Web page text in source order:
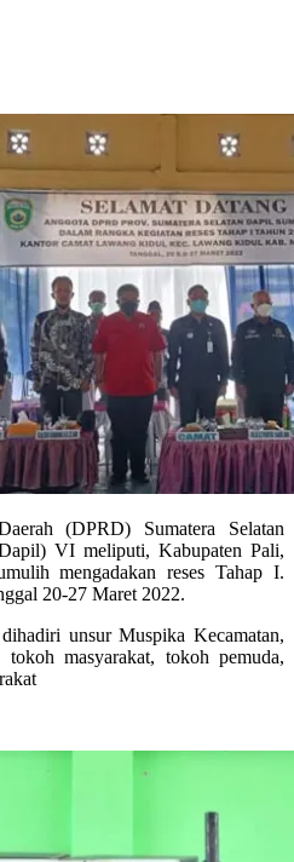
(DPRD) Sumatera Selatan
VI meliputi, Kabupaten Pali,
mengadakan reses Tahap I.
20-27 Maret 2022.
unsur Muspika Kecamatan,
masyarakat, tokoh pemuda,